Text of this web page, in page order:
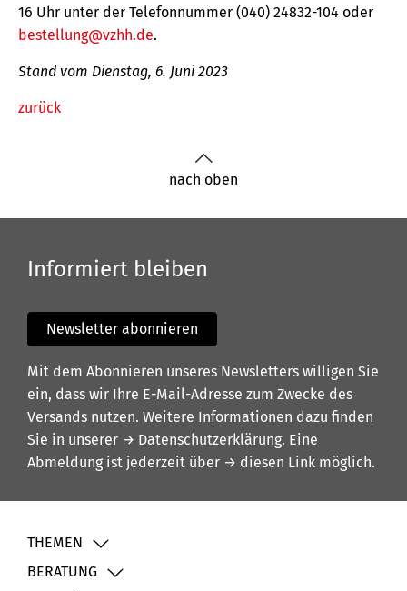
16 Uhr unter der Telefonnummer (040) 24832-104 oder
bestellung@vzhh.de.
Stand vom Dienstag, 6. Juni 2023
zurück
nach oben
Informiert bleiben
Newsletter abonnieren
Mit dem Abonnieren unseres Newsletters willigen Sie
ein, dass wir Ihre E-Mail-Adresse zum Zwecke des
Versands nutzen. Weitere Informationen dazu finden
Sie in unserer → Datenschutzerklärung. Eine
Abmeldung ist jederzeit über → diesen Link möglich.
THEMEN
BERATUNG